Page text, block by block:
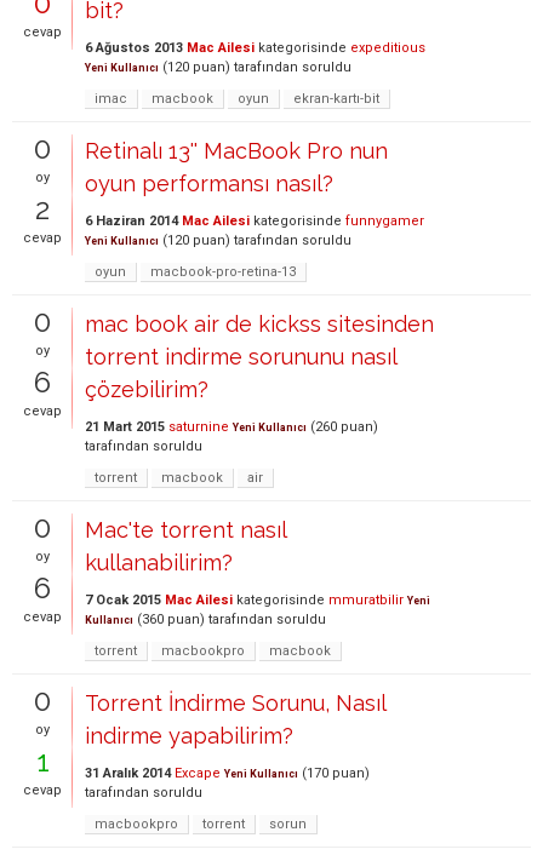
cevap
bit?
6 Ağustos 2013 Mac Ailesi kategorisinde expeditious
Yeni Kullanıcı (120 puan) tarafından soruldu
imac
macbook oyun ekran-kartı-bit
0
oy
2
cevap
Retinalı 13'' MacBook Pro nun
oyun performansı nasıl?
6 Haziran 2014 Mac Ailesi kategorisinde funnygamer
Yeni Kullanıcı (120 puan) tarafından soruldu
oyun
macbook-pro-retina-13
0
oy
6
cevap
mac book air de kickss sitesinden
torrent indirme sorununu nasıl
çözebilirim?
21 Mart 2015 saturnine Yeni Kullanıcı (260 puan)
tarafından soruldu
torrent
macbook air
0
oy
6
cevap
Mac'te torrent nasıl
kullanabilirim?
7 Ocak 2015 Mac Ailesi kategorisinde mmuratbilir Yeni
Kullanıcı (360 puan) tarafından soruldu
torrent
macbookpro macbook
0
oy
1
cevap
Torrent İndirme Sorunu, Nasıl
indirme yapabilirim?
31 Aralık 2014 Excape Yeni Kullanıcı (170 puan)
tarafından soruldu
macbookpro
torrent sorun